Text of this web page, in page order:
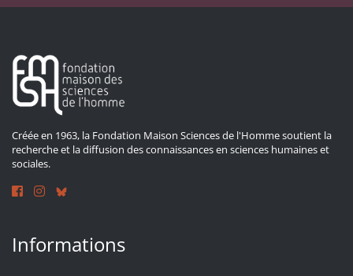
Créée en 1963, la Fondation Maison Sciences de l'Homme soutient la
recherche et la diffusion des connaissances en sciences humaines et
sociales.
Informations